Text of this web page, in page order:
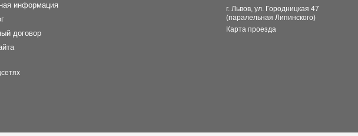
информация
договор
г. Львов, ул. Городницкая 47
(паралельная Липинского)
Карта проезда